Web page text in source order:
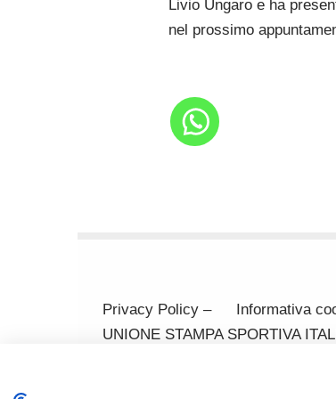
Livio Ungaro e ha
nel prossimo
Privacy Policy – Informativa
UNIONE STAMPA SPORTIVA
370371 Codice Fiscale